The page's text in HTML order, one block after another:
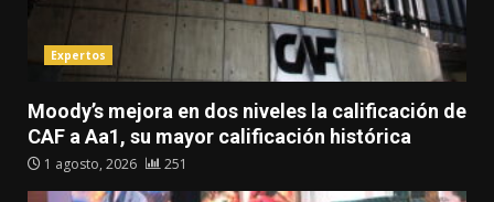
Expertos
Moody’s mejora en dos niveles la calificación de
CAF a Aa1, su mayor calificación histórica
1 agosto, 2026 251